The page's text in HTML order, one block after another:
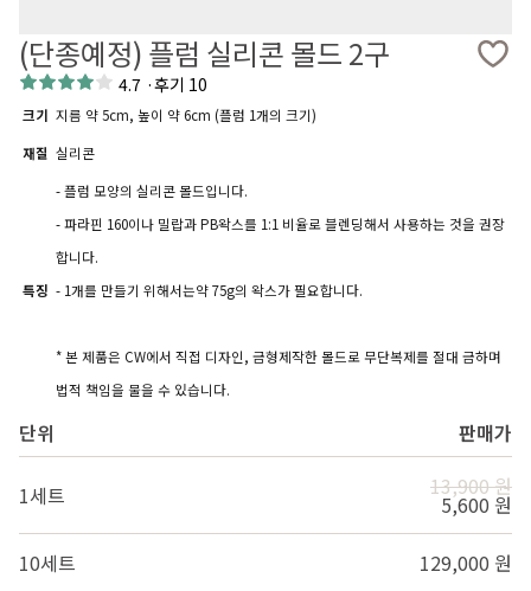
(단종예정) 플럼 실리콘 몰드 2구
4.7 ·후기 10
크기 지름 약 5cm, 높이 약 6cm (플럼 1개의 크기)
재질 실리콘
특징
- 플럼 모양의 실리콘 몰드입니다.
- 파라핀 160이나 밀랍과 PB왁스를 1:1 비율로 블렌딩해서 사용하는 것을 권장
합니다.
- 1개를 만들기 위해서는약 75g의 왁스가 필요합니다.
* 본 제품은 CW에서 직접 디자인, 금형제작한 몰드로 무단복제를 절대 금하며
법적 책임을 물을 수 있습니다.
단위 판매가
1세트 13,900 원
5,600 원
10세트 129,000 원